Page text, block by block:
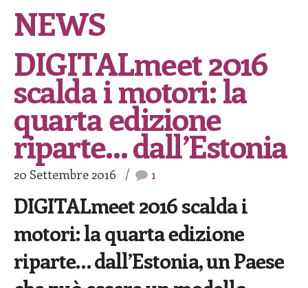
NEWS
DIGITALmeet 2016
scalda i motori: la
quarta edizione
riparte… dall’Estonia
20 Settembre 2016 1
DIGITALmeet 2016 scalda i
motori: la quarta edizione
riparte… dall’Estonia, un Paese